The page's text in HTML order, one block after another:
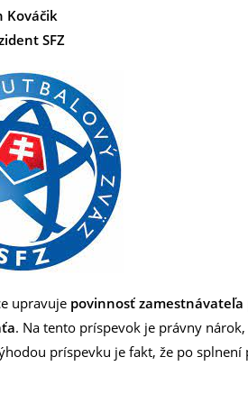
Kováčik
SFZ
upravuje povinnosť
. Na tento príspevok je právny
príspevku je fakt, že po